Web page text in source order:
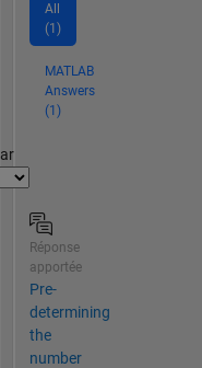
All
(1)
MATLAB
Answers
(1)
Réponse
apportée
Pre-
determining
the
number